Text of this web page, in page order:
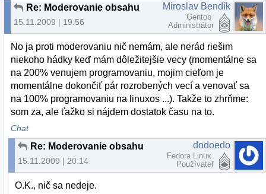
Re: Moderovanie obsahu
15.11.2009 | 19:56
Miroslav Bendík
Gentoo
Administrátor
No ja proti moderovaniu nič nemám, ale nerád riešim
niekoho hádky keď mám dôležitejšie vecy (momentálne sa
na 200% venujem programovaniu, mojim cieľom je
momentálne dokončiť pár rozrobených vecí a venovať sa
na 100% programovaniu na linuxos ...). Takže to zhrňme:
som za, ale ťažko si nájdem dostatok času na to.
Chat
Re: Moderovanie obsahu
15.11.2009 | 20:14
dodoedo
Fedora Linux
Používateľ
O.K., nič sa nedeje.